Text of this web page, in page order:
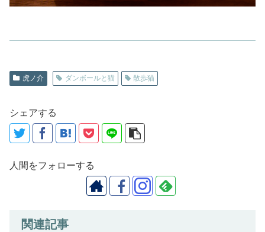
虎ノ介 ダンボールと猫 散歩猫
シェアする
人間をフォローする
関連記事